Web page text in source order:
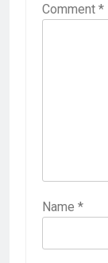
Comment *
Name *